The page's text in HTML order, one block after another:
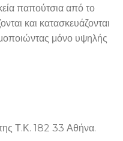
παπούτσια από το
και κατασκευάζονται
μόνο υψηλής
Τ.Κ. 182 33 Αθήνα.